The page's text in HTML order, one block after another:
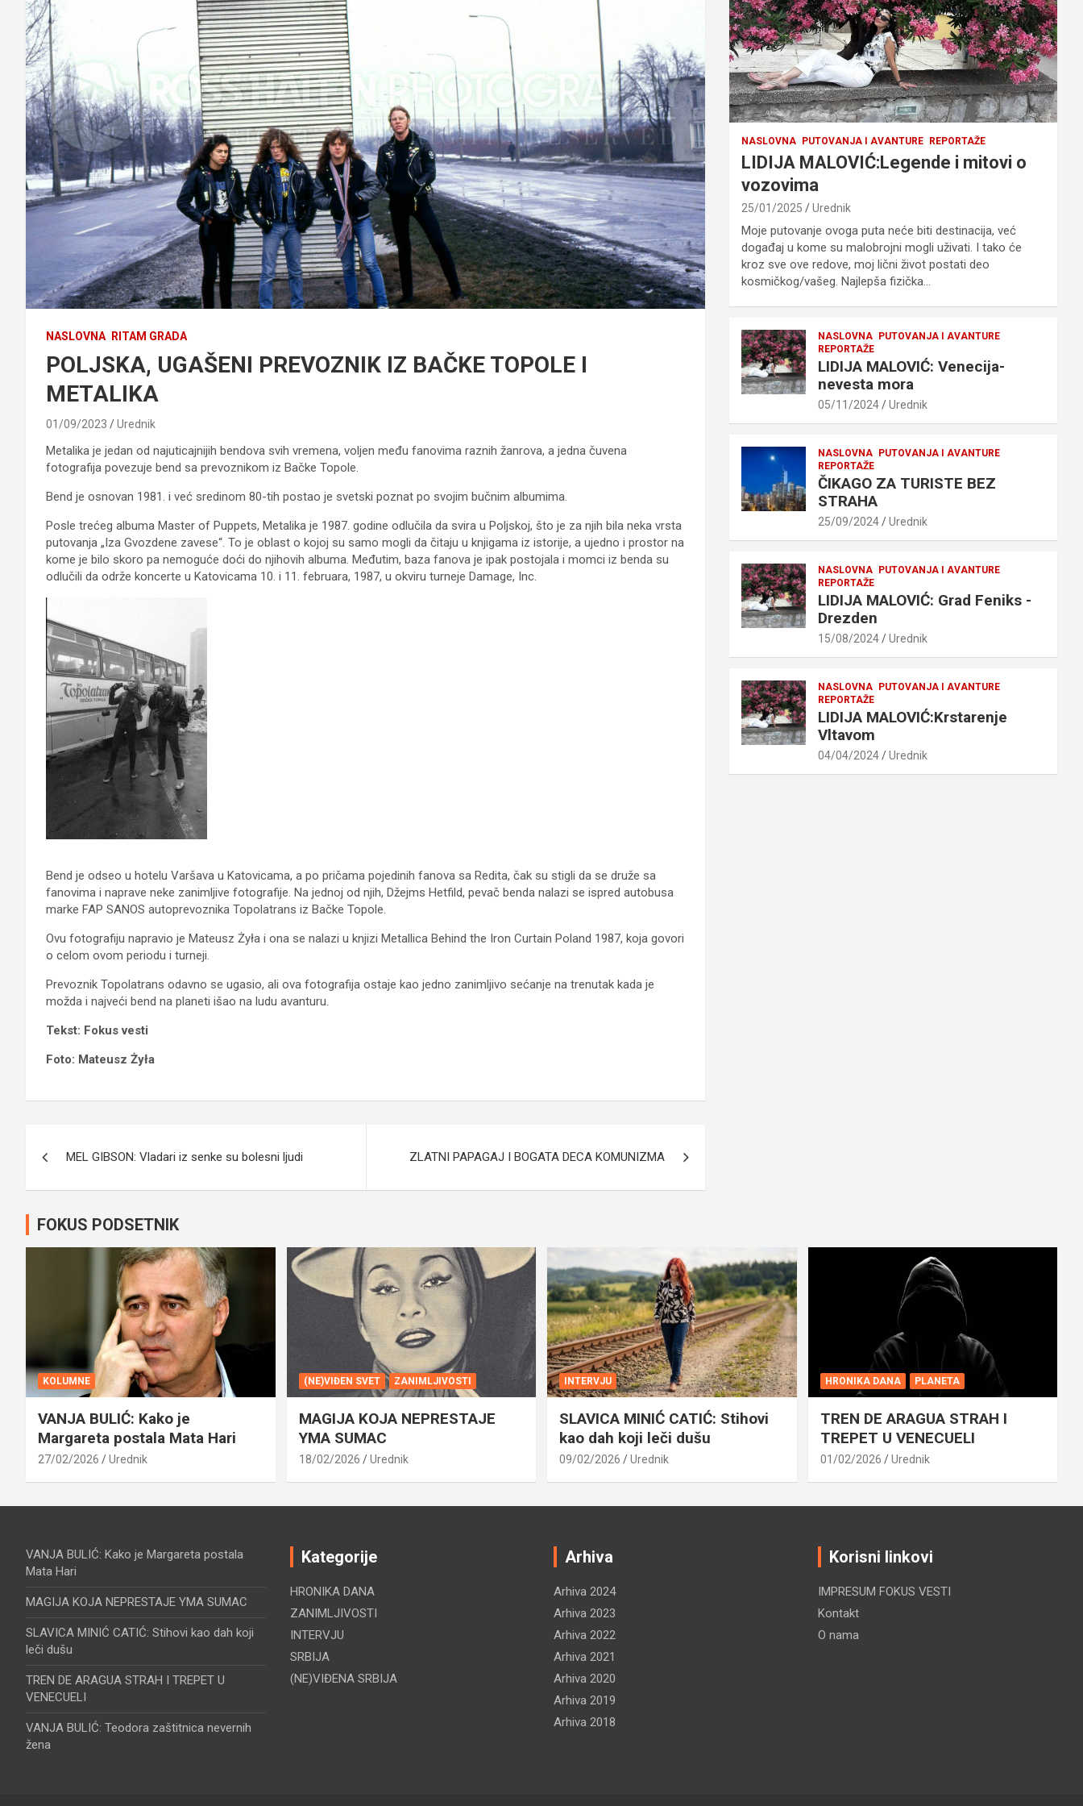
NASLOVNA RITAM GRADA
POLJSKA, UGAŠENI PREVOZNIK IZ BAČKE TOPOLE I
METALIKA
01/09/2023 Urednik
Metalika je jedan od najuticajnijih bendova svih vremena, voljen među fanovima raznih žanrova, a jedna čuvena
fotografija povezuje bend sa prevoznikom iz Bačke Topole.
Bend je osnovan 1981. i već sredinom 80-tih postao je svetski poznat po svojim bučnim albumima.
Posle trećeg albuma Master of Puppets, Metalika je 1987. godine odlučila da svira u Poljskoj, što je za njih bila neka vrsta
putovanja „Iza Gvozdene zavese“. To je oblast o kojoj su samo mogli da čitaju u knjigama iz istorije, a ujedno i prostor na
kome je bilo skoro pa nemoguće doći do njihovih albuma. Međutim, baza fanova je ipak postojala i momci iz benda su
odlučili da održe koncerte u Katovicama 10. i 11. februara, 1987, u okviru turneje Damage, Inc.
Bend je odseo u hotelu Varšava u Katovicama, a po pričama pojedinih fanova sa Redita, čak su stigli da se druže sa
fanovima i naprave neke zanimljive fotografije. Na jednoj od njih, Džejms Hetfild, pevač benda nalazi se ispred autobusa
marke FAP SANOS autoprevoznika Topolatrans iz Bačke Topole.
Ovu fotografiju napravio je Mateusz Żyła i ona se nalazi u knjizi Metallica Behind the Iron Curtain Poland 1987, koja govori
o celom ovom periodu i turneji.
Prevoznik Topolatrans odavno se ugasio, ali ova fotografija ostaje kao jedno zanimljivo sećanje na trenutak kada je
možda i najveći bend na planeti išao na ludu avanturu.
Tekst: Fokus vesti
Foto: Mateusz Żyła
MEL GIBSON: Vladari iz senke su bolesni ljudi ZLATNI PAPAGAJ I BOGATA DECA KOMUNIZMA
NASLOVNA PUTOVANJA I AVANTURE REPORTAŽE
LIDIJA MALOVIĆ:Legende i mitovi o
vozovima
25/01/2025 Urednik
Moje putovanje ovoga puta neće biti destinacija, već
događaj u kome su malobrojni mogli uživati. I tako će
kroz sve ove redove, moj lični život postati deo
kosmičkog/vašeg. Najlepša fizička…
NASLOVNA
PUTOVANJA I AVANTURE
REPORTAŽE
LIDIJA MALOVIĆ: Venecija-
nevesta mora
05/11/2024 Urednik
NASLOVNA
PUTOVANJA I AVANTURE
REPORTAŽE
ČIKAGO ZA TURISTE BEZ
STRAHA
25/09/2024 Urednik
NASLOVNA
PUTOVANJA I AVANTURE
REPORTAŽE
LIDIJA MALOVIĆ: Grad Feniks -
Drezden
15/08/2024 Urednik
NASLOVNA
PUTOVANJA I AVANTURE
REPORTAŽE
LIDIJA MALOVIĆ:Krstarenje
Vltavom
04/04/2024 Urednik
FOKUS PODSETNIK
KOLUMNE
VANJA BULIĆ: Kako je
Margareta postala Mata Hari
27/02/2026 Urednik
(NE)VIĐEN SVET ZANIMLJIVOSTI
MAGIJA KOJA NEPRESTAJE
YMA SUMAC
18/02/2026 Urednik
INTERVJU
SLAVICA MINIĆ CATIĆ: Stihovi
kao dah koji leči dušu
09/02/2026 Urednik
HRONIKA DANA PLANETA
TREN DE ARAGUA STRAH I
TREPET U VENECUELI
01/02/2026 Urednik
VANJA BULIĆ: Kako je Margareta postala
Mata Hari
MAGIJA KOJA NEPRESTAJE YMA SUMAC
SLAVICA MINIĆ CATIĆ: Stihovi kao dah koji
leči dušu
TREN DE ARAGUA STRAH I TREPET U
VENECUELI
VANJA BULIĆ: Teodora zaštitnica nevernih
žena
Kategorije
HRONIKA DANA
ZANIMLJIVOSTI
INTERVJU
SRBIJA
(NE)VIĐENA SRBIJA
Arhiva
Arhiva 2024
Arhiva 2023
Arhiva 2022
Arhiva 2021
Arhiva 2020
Arhiva 2019
Arhiva 2018
Korisni linkovi
IMPRESUM FOKUS VESTI
Kontakt
O nama